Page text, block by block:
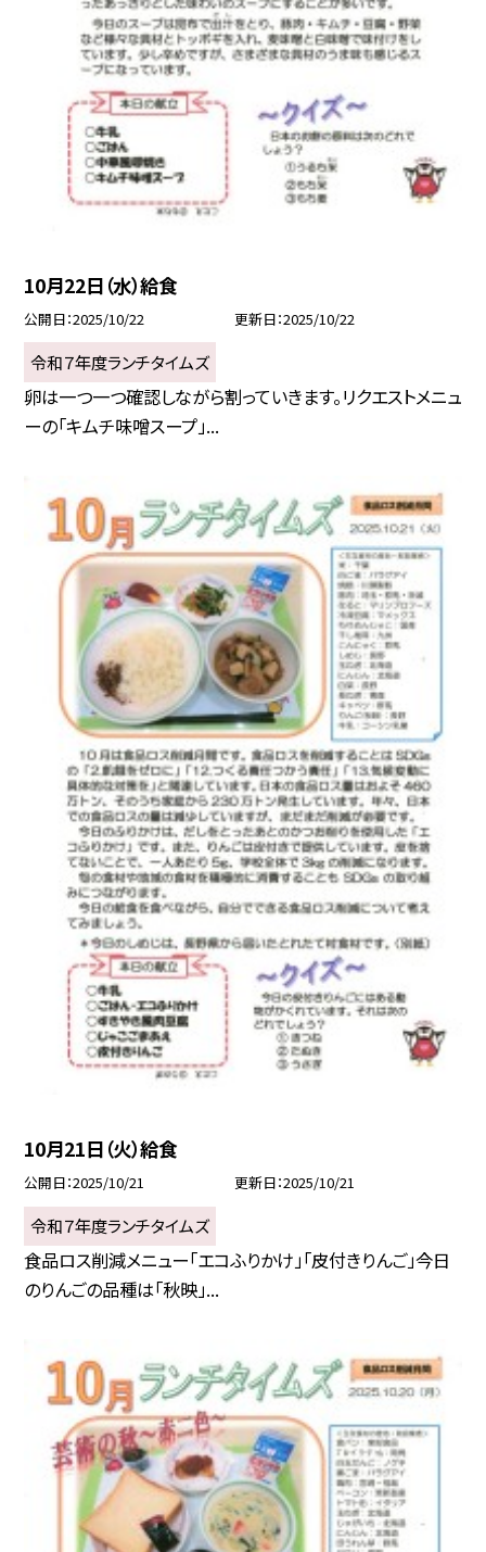
10月22日（水）給食
公開日 2025/10/22 更新日 2025/10/22
令和７年度ランチタイムズ
卵は一つ一つ確認しながら割っていきます。リクエストメニュ
ーの「キムチ味噌スープ」...
10月21日（火）給食
公開日 2025/10/21 更新日 2025/10/21
令和７年度ランチタイムズ
食品ロス削減メニュー「エコふりかけ」「皮付きりんご」今日
のりんごの品種は「秋映」...